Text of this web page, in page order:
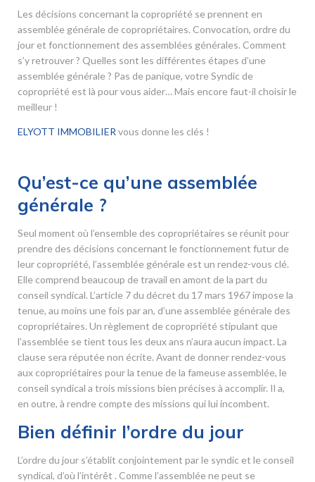
Les décisions concernant la copropriété se prennent en
assemblée générale de copropriétaires. Convocation, ordre du
jour et fonctionnement des assemblées générales. Comment
s’y retrouver ? Quelles sont les différentes étapes d’une
assemblée générale ? Pas de panique, votre Syndic de
copropriété est là pour vous aider… Mais encore faut-il choisir le
meilleur !
ELYOTT IMMOBILIER vous donne les clés !
Qu’est-ce qu’une assemblée
générale ?
Seul moment où l’ensemble des copropriétaires se réunit pour
prendre des décisions concernant le fonctionnement futur de
leur copropriété, l’assemblée générale est un rendez-vous clé.
Elle comprend beaucoup de travail en amont de la part du
conseil syndical. L’article 7 du décret du 17 mars 1967 impose la
tenue, au moins une fois par an, d’une assemblée générale des
copropriétaires. Un règlement de copropriété stipulant que
l’assemblée se tient tous les deux ans n’aura aucun impact. La
clause sera réputée non écrite. Avant de donner rendez-vous
aux copropriétaires pour la tenue de la fameuse assemblée, le
conseil syndical a trois missions bien précises à accomplir. Il a,
en outre, à rendre compte des missions qui lui incombent.
Bien définir l’ordre du jour
L’ordre du jour s’établit conjointement par le syndic et le conseil
syndical, d’où l’intérêt . Comme l’assemblée ne peut se